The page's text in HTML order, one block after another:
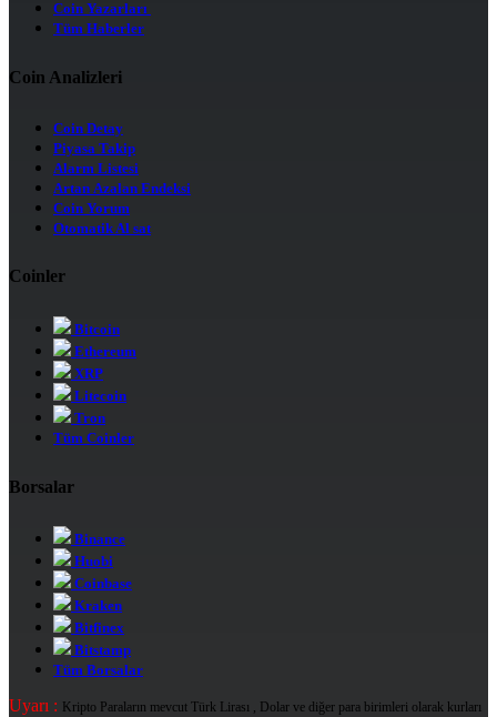
Coin Yazarları
Tüm Haberler
Coin Analizleri
Coin Detay
Piyasa Takip
Alarm Listesi
Artan Azalan Endeksi
Coin Yorum
Otomatik Al sat
Coinler
Bitcoin
Ethereum
XRP
Litecoin
Tron
Tüm Coinler
Borsalar
Binance
Huobi
Coinbase
Kraken
Bitfinex
Bitstamp
Tüm Borsalar
Uyarı : Kripto Paraların mevcut Türk Lirası , Dolar ve diğer para birimleri olarak kurları